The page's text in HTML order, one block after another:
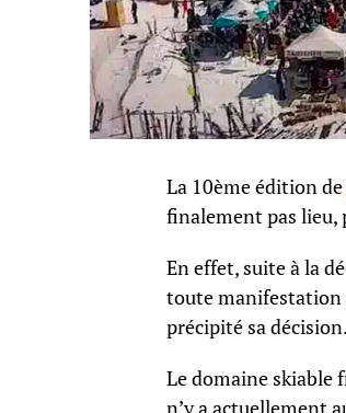
La 10ème édition de
finalement pas lieu,
En effet, suite à la
toute manifestation
précipité sa décision.
Le domaine skiable